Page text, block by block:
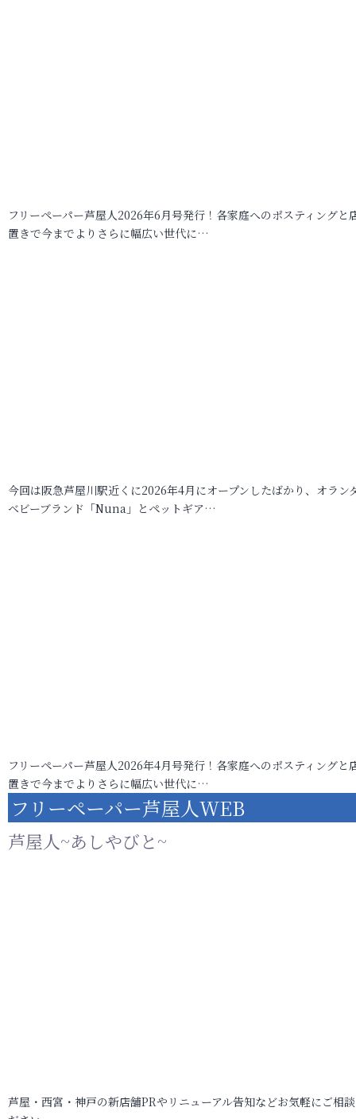
フリーペーパー芦屋人2026年6月号発行！各家庭へのポスティングと
置きで今までよりさらに幅広い世代に…
今回は阪急芦屋川駅近くに2026年4月にオープンしたばかり、オラン
ベビーブランド「Nuna」とペットギア…
フリーペーパー芦屋人2026年4月号発行！各家庭へのポスティングと
置きで今までよりさらに幅広い世代に…
フリーペーパー芦屋人WEB
芦屋人~あしやびと~
芦屋・西宮・神戸の新店舗PRやリニューアル告知などお気軽にご相